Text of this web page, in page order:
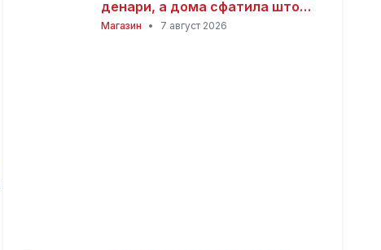
денари, а дома сфатила што
всушност пронашла: „Како да
Магазин • 7 август 2026